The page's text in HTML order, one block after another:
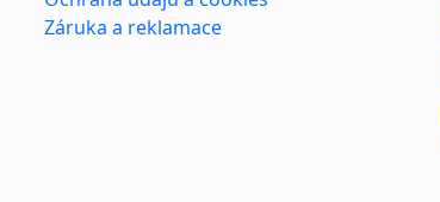
Záruka a reklamace